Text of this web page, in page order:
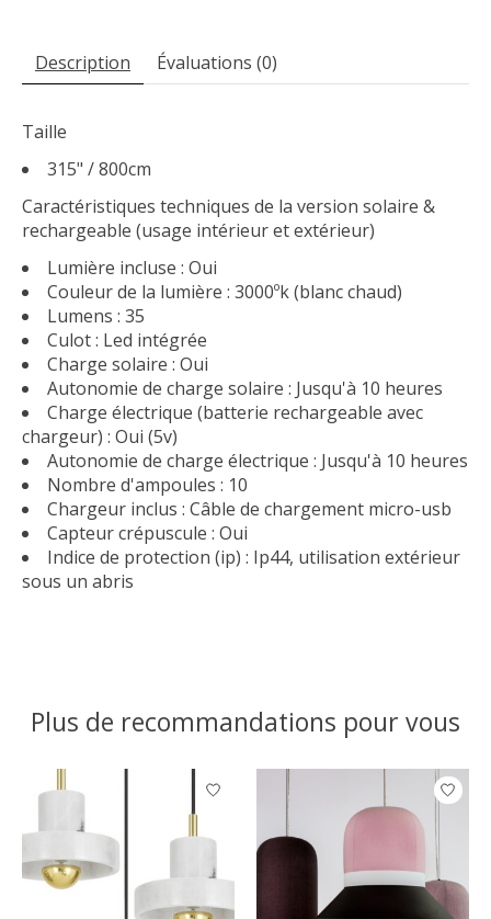
Description Évaluations (0)
Taille
315" / 800cm
Caractéristiques techniques de la version solaire &
rechargeable (usage intérieur et extérieur)
Lumière incluse : Oui
Couleur de la lumière : 3000ºk (blanc chaud)
Lumens : 35
Culot : Led intégrée
Charge solaire : Oui
Autonomie de charge solaire : Jusqu'à 10 heures
Charge électrique (batterie rechargeable avec
chargeur) : Oui (5v)
Autonomie de charge électrique : Jusqu'à 10 heures
Nombre d'ampoules : 10
Chargeur inclus : Câble de chargement micro-usb
Capteur crépuscule : Oui
Indice de protection (ip) : Ip44, utilisation extérieur
sous un abris
Plus de recommandations pour vous
Articles du carrousel de produits